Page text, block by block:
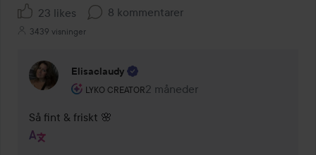
23 likes 8 kommentarer
3439 visninger
Elisaclaudy
LYKO CREATOR
Brugerens rolle: Lyko Creator.
2 måneder
Kommentaren lades 2 måneder
Så fint & friskt 🌸